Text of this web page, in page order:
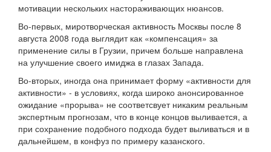
мотивации нескольких настораживающих нюансов.
Во-первых, миротворческая активность Москвы после 8
августа 2008 года выглядит как «компенсация» за
применение силы в Грузии, причем больше направлена
на улучшение своего имиджа в глазах Запада.
Во-вторых, иногда она принимает форму «активности для
активности» - в условиях, когда широко анонсированное
ожидание «прорыва» не соответсвует никаким реальным
экспертным прогнозам, что в конце концов выливается, а
при сохранение подобного подхода будет выливаться и в
дальнейшем, в конфуз по примеру казанского.